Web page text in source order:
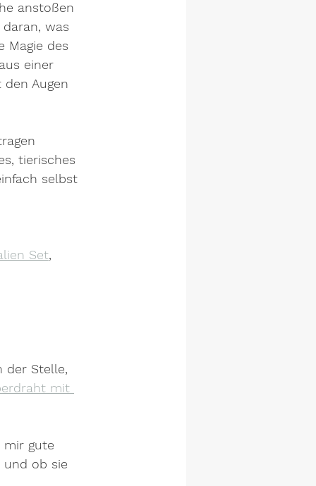
anstoßen
was
Magie des
einer
Augen
tierisches
selbst
Set,
der Stelle,
mit
mir gute
und ob sie